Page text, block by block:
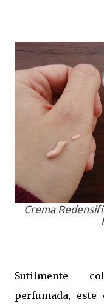
Crema
Sutilmente
perfumada,